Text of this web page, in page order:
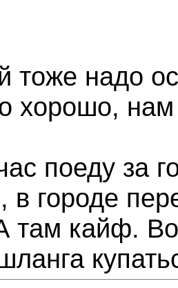
тоже надо
хорошо,
поеду за
в городе
там кайф.